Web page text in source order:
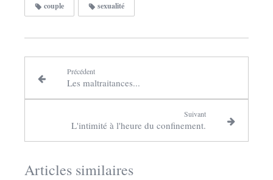
couple sexualité
Précédent
Les maltraitances...
Suivant
L'intimité à l'heure du confinement.
Articles similaires